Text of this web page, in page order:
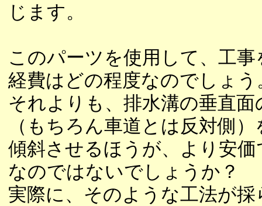
じます。
このパーツを使用して、工事
経費はどの程度なのでしょう
それよりも、排水溝の垂直面
（もちろん車道とは反対側
傾斜させるほうが、より安価
なのではないでしょうか？
実際に、そのような工法が採